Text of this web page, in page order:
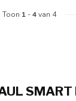
Toon 1 -4van 4
SMART